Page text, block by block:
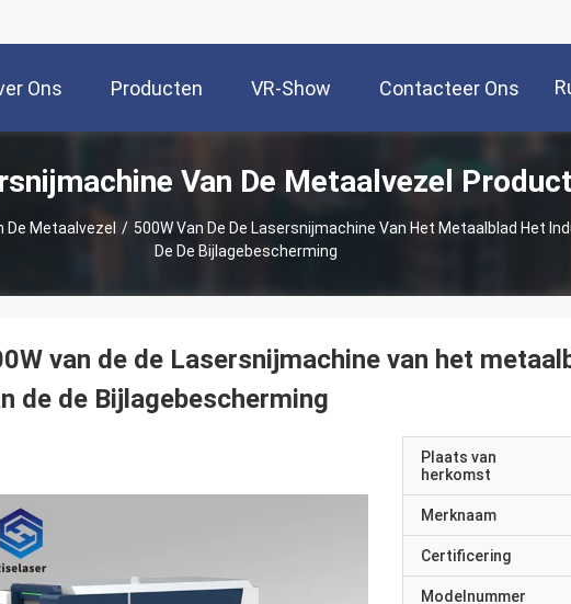
Ons Producten VR-Show Contacteer Ons
Van De Metaalvezel
De Metaalvezel / 500W Van De De Lasersnijmachine Van Het Metaalblad Het
De De Bijlagebescherming
van de de Lasersnijmachine van het
de de Bijlagebescherming
Plaats van
herkomst
Merknaam
Certificering
Modelnummer